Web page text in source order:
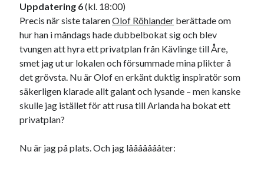
Uppdatering 6(kl. 18:00)
Precis när siste talarenOlof Röhlander berättade om
hur han i måndags hade dubbelbokat sig och blev
tvungen att hyra ett privatplan från Kävlinge till Åre,
smet jag ut ur lokalen och försummade mina plikter å
det grövsta. Nu är Olof en erkänt duktig inspiratör som
säkerligen klarade allt galant och lysande – men kanske
skulle jag istället för att rusa till Arlanda ha bokat ett
privatplan?
Nu är jag på plats. Och jag låååååååter: